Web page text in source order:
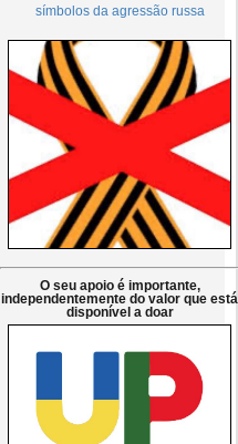
símbolos da agressão russa
O seu apoio é importante,
independentemente do valor que está
disponível a doar